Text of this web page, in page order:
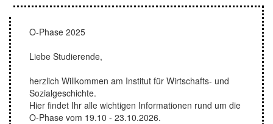
O-Phase 2025
Liebe Studierende,
herzlich Willkommen am Institut für Wirtschafts- und
Sozialgeschichte.
Hier findet Ihr alle wichtigen Informationen rund um die
O-Phase vom 19.10 - 23.10.2026.